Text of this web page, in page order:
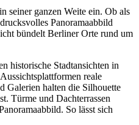
seiner ganzen Weite ein. Ob als
Panoramaabbild
bündelt Berliner Orte rund um
historische Stadtansichten in
reale
Galerien halten die Silhouette
Türme und Dachterrassen
So lässt sich